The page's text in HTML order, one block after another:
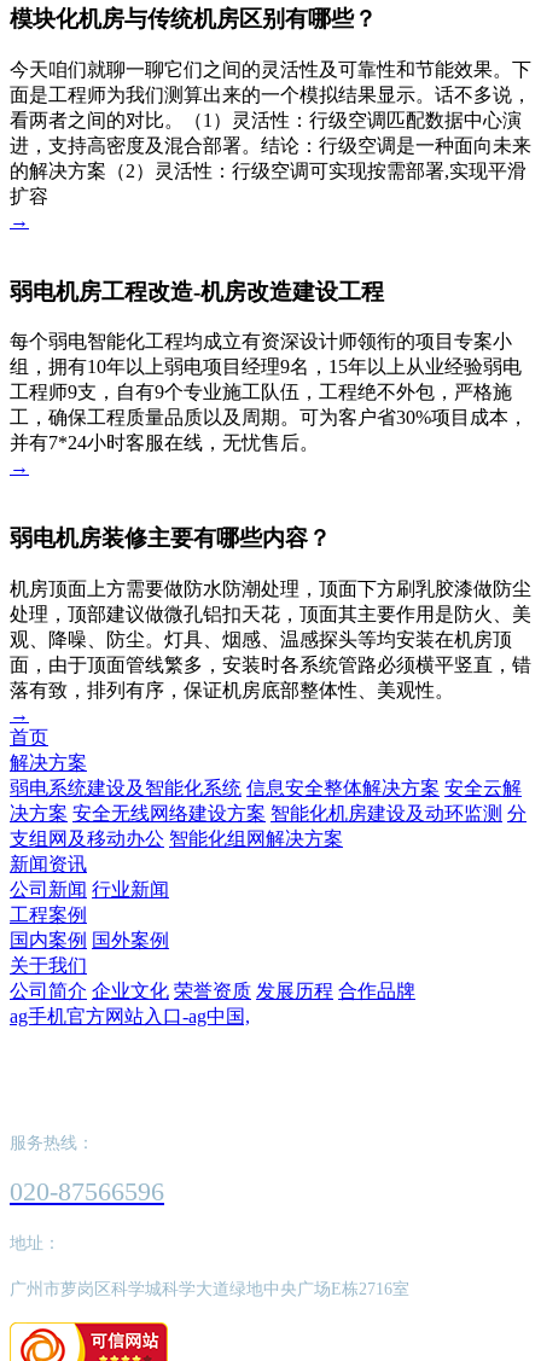
模块化机房与传统机房区别有哪些？
今天咱们就聊一聊它们之间的灵活性及可靠性和节能效果。下
面是工程师为我们测算出来的一个模拟结果显示。话不多说，
看两者之间的对比。（1）灵活性：行级空调匹配数据中心演
进，支持高密度及混合部署。结论：行级空调是一种面向未来
的解决方案（2）灵活性：行级空调可实现按需部署,实现平滑
扩容
→
弱电机房工程改造-机房改造建设工程
每个弱电智能化工程均成立有资深设计师领衔的项目专案小
组，拥有10年以上弱电项目经理9名，15年以上从业经验弱电
工程师9支，自有9个专业施工队伍，工程绝不外包，严格施
工，确保工程质量品质以及周期。可为客户省30%项目成本，
并有7*24小时客服在线，无忧售后。
→
弱电机房装修主要有哪些内容？
机房顶面上方需要做防水防潮处理，顶面下方刷乳胶漆做防尘
处理，顶部建议做微孔铝扣天花，顶面其主要作用是防火、美
观、降噪、防尘。灯具、烟感、温感探头等均安装在机房顶
面，由于顶面管线繁多，安装时各系统管路必须横平竖直，错
落有致，排列有序，保证机房底部整体性、美观性。
→
首页
解决方案
弱电系统建设及智能化系统 信息安全整体解决方案 安全云解
决方案 安全无线网络建设方案 智能化机房建设及动环监测 分
支组网及移动办公 智能化组网解决方案
新闻资讯
公司新闻 行业新闻
工程案例
国内案例 国外案例
关于我们
公司简介 企业文化 荣誉资质 发展历程 合作品牌
ag手机官方网站入口-ag中国,
服务热线：
020-87566596
地址：
广州市萝岗区科学城科学大道绿地中央广场E栋2716室